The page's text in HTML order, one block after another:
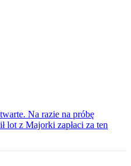
Na razie na próbę
lot z Majorki zapłaci za ten